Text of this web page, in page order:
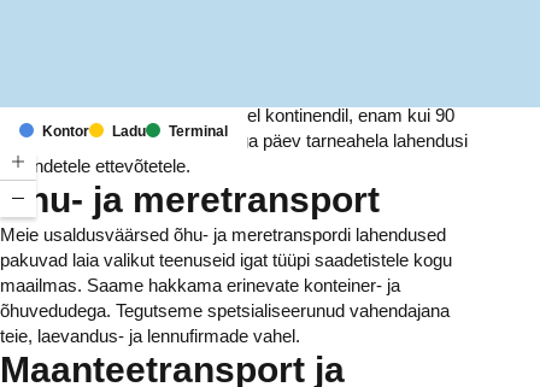
Kontor Ladu Terminal
Meil on kontorid ja rajatised kuuel kontinendil, enam kui 90
riigis. Me pakume ja haldame iga päev tarneahela lahendusi
tuhandetele ettevõtetele.
Õhu- ja meretransport
Meie usaldusväärsed õhu- ja meretranspordi lahendused
pakuvad laia valikut teenuseid igat tüüpi saadetistele kogu
maailmas. Saame hakkama erinevate konteiner- ja
õhuvedudega. Tegutseme spetsialiseerunud vahendajana
teie, laevandus- ja lennufirmade vahel.
Maanteetransport ja